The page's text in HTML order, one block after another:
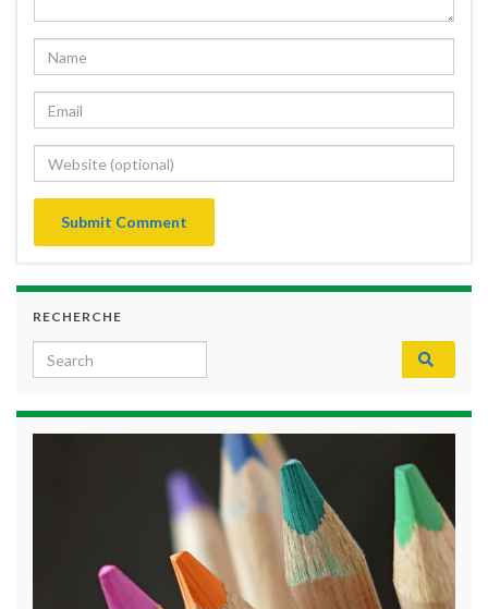
RECHERCHE
Search for: